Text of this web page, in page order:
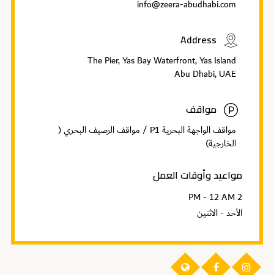
info@zeera-abudhabi.com
Address
The Pier, Yas Bay Waterfront, Yas Island
Abu Dhabi, UAE
مواقف
مواقف الواجهة البحرية P1 / مواقف الرصيف البحري (
الخارجية)
مواعيد وأوقات العمل
2 PM - 12 AM
الأحد - الاثنين